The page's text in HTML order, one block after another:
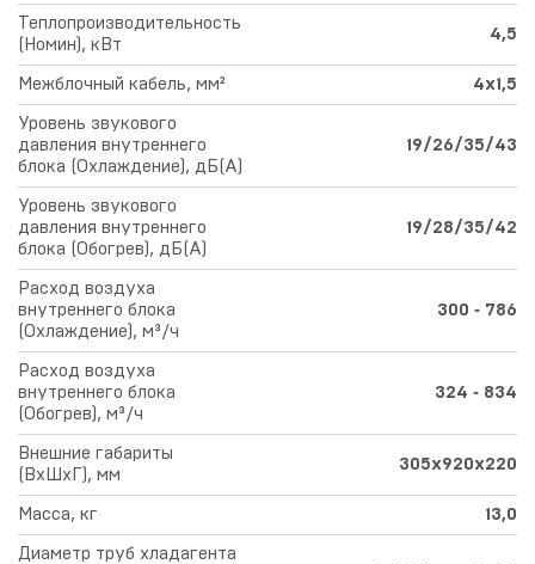
Теплопроизводительность
(Номин), кВт
4,5
Межблочный кабель, мм² 4x1,5
Уровень звукового
давления внутреннего
блока (Охлаждение), дБ(А)
19/26/35/43
Уровень звукового
давления внутреннего
блока (Обогрев), дБ(А)
19/28/35/42
Расход воздуха
внутреннего блока
(Охлаждение), м³/ч
300 ‑ 786
Расход воздуха
внутреннего блока
(Обогрев), м³/ч
324 ‑ 834
Внешние габариты
(ВхШхГ), мм
305x920x220
Масса, кг 13,0
Диаметр труб хладагента